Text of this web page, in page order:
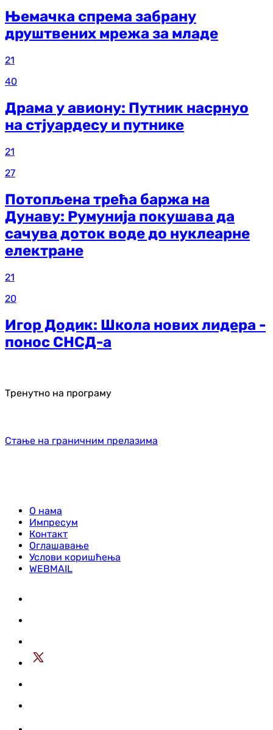
Њемачка спрема забрану
друштвених мрежа за младе
21
40
Драма у авиону: Путник насрнуо
на стјуардесу и путнике
21
27
Потопљена трећа баржа на
Дунаву: Румунија покушава да
сачува доток воде до нуклеарне
електране
21
20
Игор Додик: Школа нових лидера -
понос СНСД-а
Тренутно на програму
Стање на граничним прелазима
О нама
Импресум
Контакт
Оглашавање
Услови коришћења
WEBMAIL